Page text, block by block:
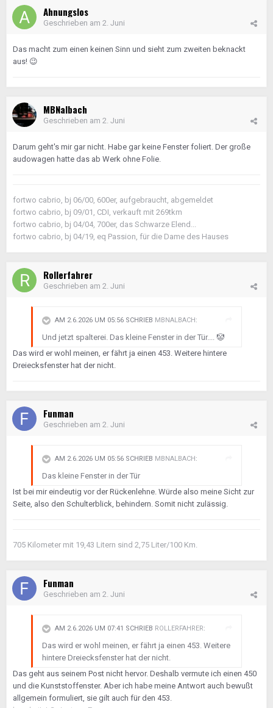
Ahnungslos
Geschrieben am 2. Juni
Das macht zum einen keinen Sinn und sieht zum zweiten beknackt
aus! 😉
MBNalbach
Geschrieben am 2. Juni
Darum geht's mir gar nicht. Habe gar keine Fenster foliert. Der große
audowagen hatte das ab Werk ohne Folie.
fortwo cabrio, bj 06/00, 600er, aufgebraucht, abgemeldet
fortwo cabrio, bj 09/01, CDI, verkauft mit 269tkm
fortwo cabrio, bj 04/04, 700er, das Schwarze Elend...
fortwo cabrio, bj 04/19, eq Passion, für die Dame des Hauses
Rollerfahrer
Geschrieben am 2. Juni
AM 2.6.2026 UM 05:56 SCHRIEB MBNALBACH :
Und jetzt spalterei. Das kleine Fenster in der Tür.... 🤡
Das wird er wohl meinen, er fährt ja einen 453. Weitere hintere
Dreiecksfenster hat der nicht.
Funman
Geschrieben am 2. Juni
AM 2.6.2026 UM 05:56 SCHRIEB MBNALBACH :
Das kleine Fenster in der Tür
Ist bei mir eindeutig vor der Rückenlehne. Würde also meine Sicht zur
Seite, also den Schulterblick, behindern. Somit nicht zulässig.
705 Kilometer mit 19,43 Litern sind 2,75 Liter/100 Km.
Funman
Geschrieben am 2. Juni
AM 2.6.2026 UM 07:41 SCHRIEB ROLLERFAHRER:
Das wird er wohl meinen, er fährt ja einen 453. Weitere
hintere Dreiecksfenster hat der nicht.
Das geht aus seinem Post nicht hervor. Deshalb vermute ich einen 450
und die Kunststoffenster. Aber ich habe meine Antwort auch bewußt
allgemein formuliert, sie gilt auch für den 453.